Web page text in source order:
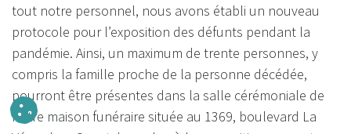
tout notre personnel, nous avons établi un nouveau
protocole pour l’exposition des défunts pendant la
pandémie. Ainsi, un maximum de trente personnes, y
compris la famille proche de la personne décédée,
pourront être présentes dans la salle cérémoniale de
notre maison funéraire située au 1369, boulevard La